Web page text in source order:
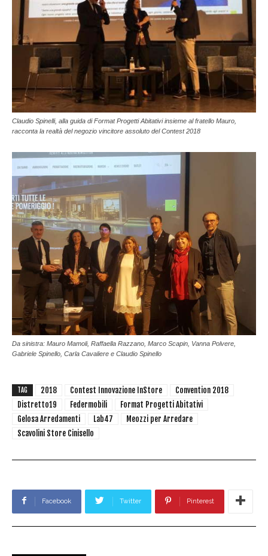
Claudio Spinelli, alla guida di Format Progetti Abitativi insieme al fratello Mauro,
racconta la realtà del negozio vincitore assoluto del Contest 2018
Da sinistra: Mauro Mamoli, Raffaella Razzano, Marco Scapin, Vanna Polvere,
Gabriele Spinello, Carla Cavaliere e Claudio Spinello
TAG 2018 Contest Innovazione InStore
Convention 2018
Distretto19
Federmobili
Format Progetti Abitativi
Gelosa Arredamenti
Lab47
Meozzi per Arredare
Scavolini Store Cinisello
Facebook Twitter Pinterest